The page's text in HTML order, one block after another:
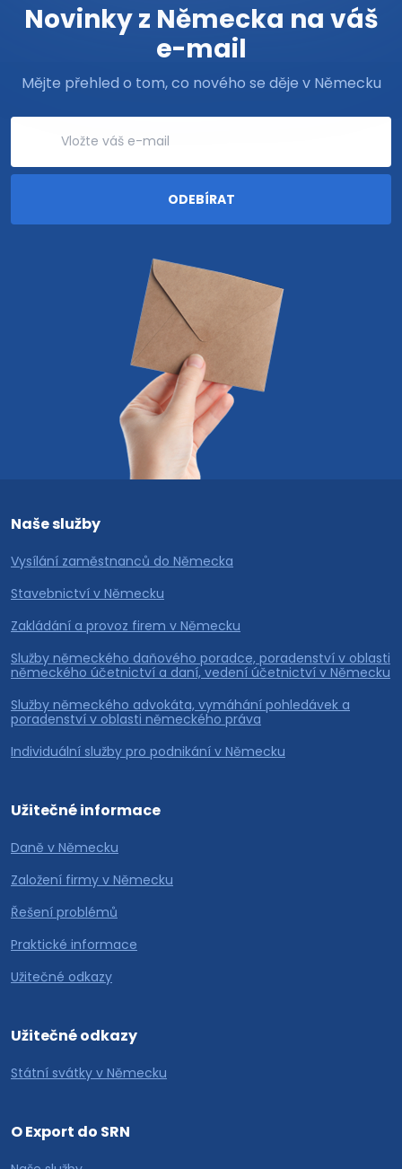
Novinky z Německa na váš
e-mail
Mějte přehled o tom, co nového se děje v Německu
Naše služby
Vysílání zaměstnanců do Německa
Stavebnictví v Německu
Zakládání a provoz firem v Německu
Služby německého daňového poradce, poradenství v oblasti
německého účetnictví a daní, vedení účetnictví v Německu
Služby německého advokáta, vymáhání pohledávek a
poradenství v oblasti německého práva
Individuální služby pro podnikání v Německu
Užitečné informace
Daně v Německu
Založení firmy v Německu
Řešení problémů
Praktické informace
Užitečné odkazy
Užitečné odkazy
Státní svátky v Německu
O Export do SRN